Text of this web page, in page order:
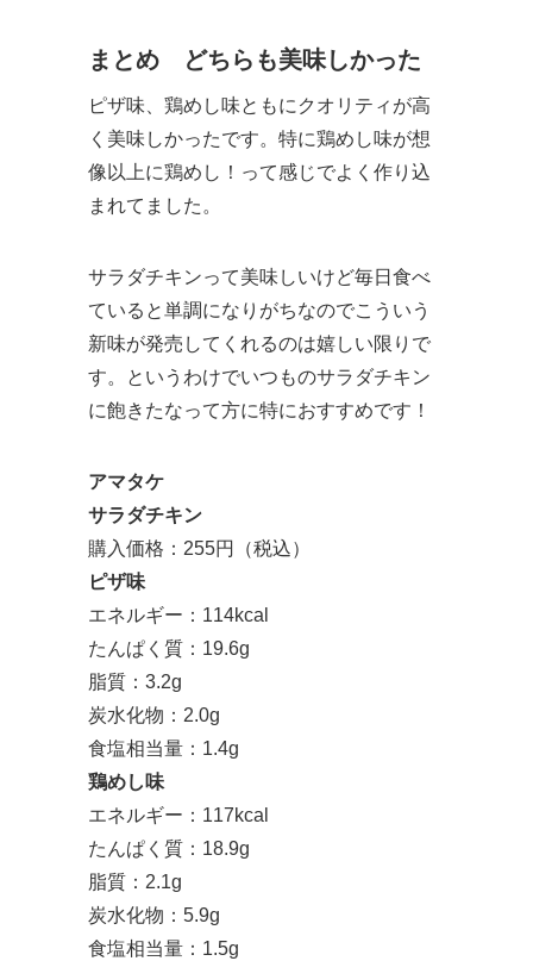
まとめ どちらも美味しかった
ピザ味、鶏めし味ともにクオリティが高
く美味しかったです。特に鶏めし味が想
像以上に鶏めし！って感じでよく作り込
まれてました。
サラダチキンって美味しいけど毎日食べ
ていると単調になりがちなのでこういう
新味が発売してくれるのは嬉しい限りで
す。というわけでいつものサラダチキン
に飽きたなって方に特におすすめです！
アマタケ
サラダチキン
購入価格：255円（税込）
ピザ味
エネルギー：114kcal
たんぱく質：19.6g
脂質：3.2g
炭水化物：2.0g
食塩相当量：1.4g
鶏めし味
エネルギー：117kcal
たんぱく質：18.9g
脂質：2.1g
炭水化物：5.9g
食塩相当量：1.5g